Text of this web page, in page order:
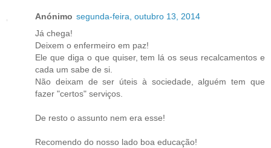
Anónimo segunda-feira, outubro 13, 2014
Já chega!
Deixem o enfermeiro em paz!
Ele que diga o que quiser, tem lá os seus recalcamentos e
cada um sabe de si.
Não deixam de ser úteis à sociedade, alguém tem que
fazer "certos" serviços.
De resto o assunto nem era esse!
Recomendo do nosso lado boa educação!